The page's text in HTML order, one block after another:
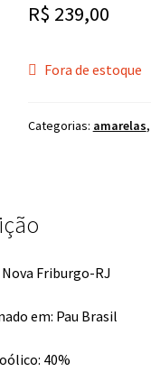
R$ 239,00
Fora de estoque
Categorias: amarelas,
Friburgo-RJ
em: Pau Brasil
40%